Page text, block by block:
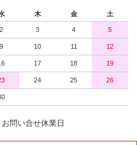
木 金 土
2 3 4 5
9 10 11 12
17 18 19
24 25 26
問い合せ休業日